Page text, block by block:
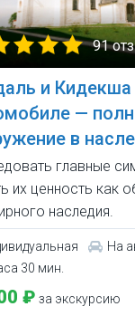
91
и Кидекша
—
в
главные
их ценность как
наследия.
На
30 мин.
₽ за экскурсию